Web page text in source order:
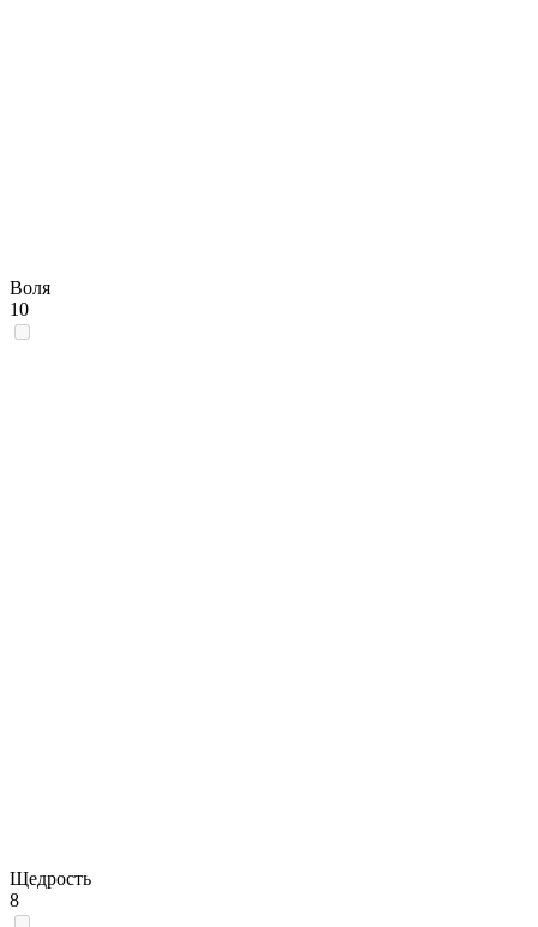
Воля
10
Щедрость
8